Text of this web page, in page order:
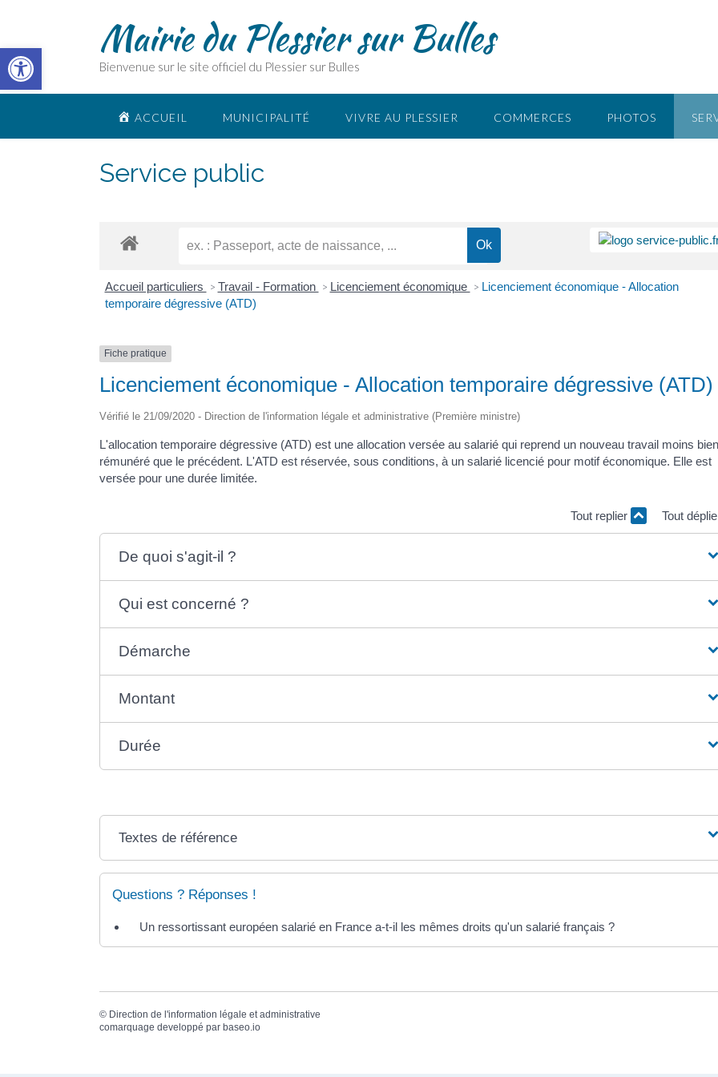
Mairie du Plessier sur Bulles
Bienvenue sur le site officiel du Plessier sur Bulles
ACCUEIL MUNICIPALITÉ VIVRE AU PLESSIER COMMERCES PHOTOS
Service public
Accueil particuliers > Travail - Formation > Licenciement économique > Licenciement économique - Allocation
temporaire dégressive (ATD)
Fiche pratique
Licenciement économique - Allocation temporaire dégressive (ATD)
Vérifié le 21/09/2020 - Direction de l'information légale et administrative (Première ministre)
L'allocation temporaire dégressive (ATD) est une allocation versée au salarié qui reprend un nouveau travail moins bien
rémunéré que le précédent. L'ATD est réservée, sous conditions, à un salarié licencié pour motif économique. Elle est
versée pour une durée limitée.
Tout replier Tout
De quoi s'agit-il ?
Qui est concerné ?
Démarche
Montant
Durée
Textes de référence
Questions ? Réponses !
Un ressortissant européen salarié en France a-t-il les mêmes droits qu'un salarié français ?
© Direction de l'information légale et administrative
comarquage developpé par baseo.io
Ouvrir la barre d’outils